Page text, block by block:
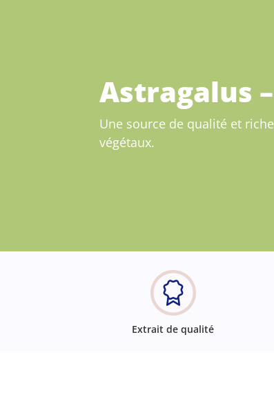
Astragalus
Une source de qualité et
végétaux.
Extrait de qualité